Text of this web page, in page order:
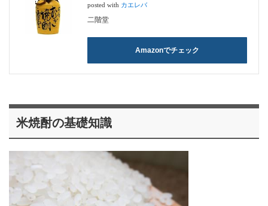
posted with カエレバ
二階堂
Amazonでチェック
米焼酎の基礎知識